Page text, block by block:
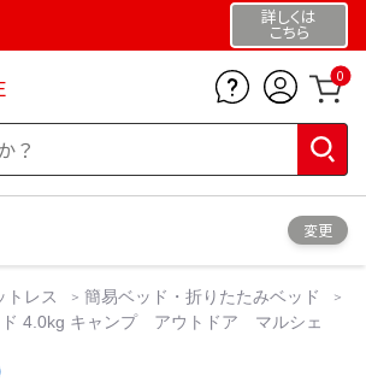
詳しくは
こちら
0
変更
トレス
簡易ベッド・折りたたみベッド
ド 4.0kg キャンプ アウトドア マルシェ